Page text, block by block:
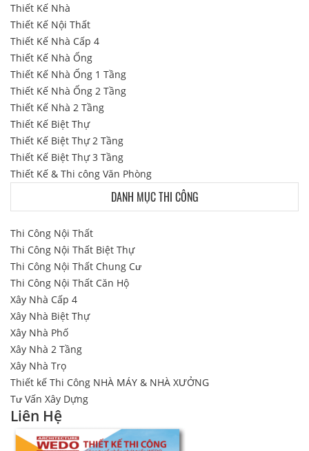
Thiết Kế Nhà
Thiết Kế Nội Thất
Thiết Kế Nhà Cấp 4
Thiết Kế Nhà Ống
Thiết Kế Nhà Ống 1 Tầng
Thiết Kế Nhà Ống 2 Tầng
Thiết Kế Nhà 2 Tầng
Thiết Kế Biệt Thự
Thiết Kế Biệt Thự 2 Tầng
Thiết Kế Biệt Thự 3 Tầng
Thiết Kế & Thi công Văn Phòng
DANH MỤC THI CÔNG
Thi Công Nội Thất
Thi Công Nội Thất Biệt Thự
Thi Công Nội Thất Chung Cư
Thi Công Nội Thất Căn Hộ
Xây Nhà Cấp 4
Xây Nhà Biệt Thự
Xây Nhà Phố
Xây Nhà 2 Tầng
Xây Nhà Trọ
Thiết kế Thi Công NHÀ MÁY & NHÀ XƯỞNG
Tư Vấn Xây Dựng
Liên Hệ